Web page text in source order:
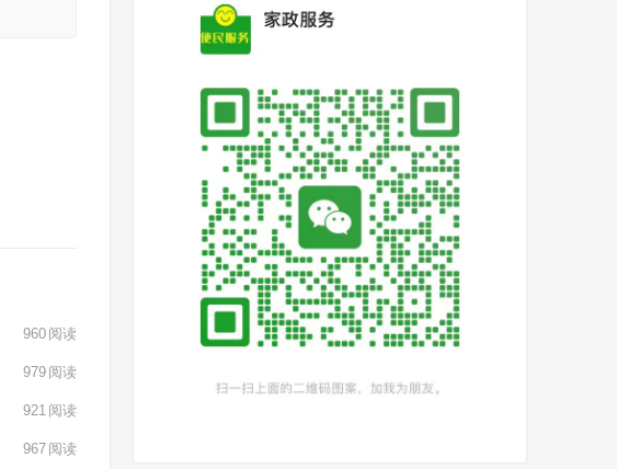
960 阅读
979 阅读
921 阅读
967 阅读